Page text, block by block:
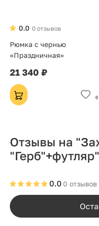
0 отзывов
0.0
Рюмка с чернью
«Праздничная»
21 340 ₽
Отзывы на
"Герб"+футляр"
0 отзывов
0.0